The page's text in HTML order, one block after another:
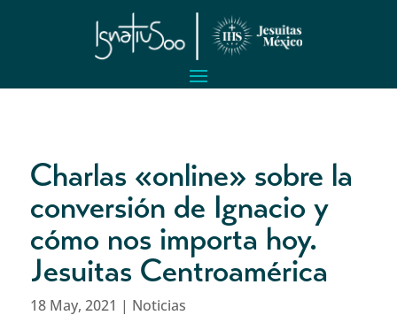
Charlas «online» sobre la
conversión de Ignacio y
cómo nos importa hoy.
Jesuitas Centroamérica
18 May, 2021 | Noticias